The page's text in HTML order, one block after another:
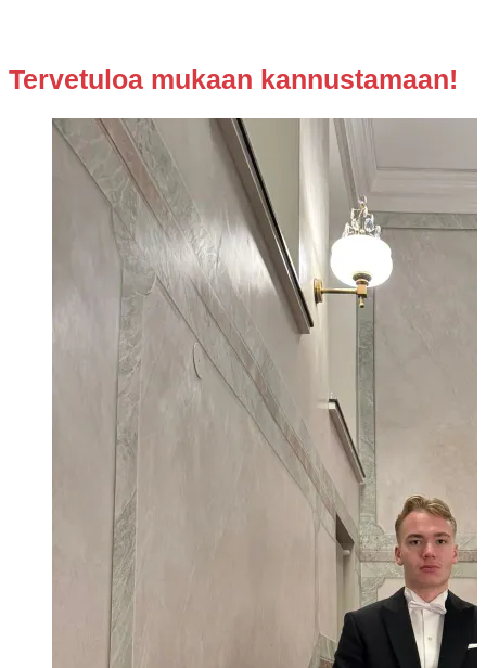
Tervetuloa mukaan kannustamaan!